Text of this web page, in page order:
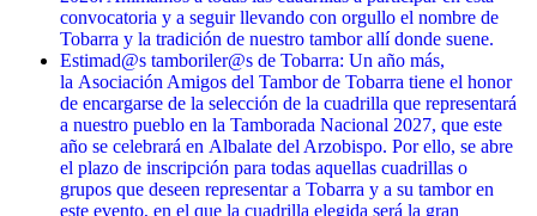
convocatoria y a seguir llevando con orgullo el nombre de
Tobarra y la tradición de nuestro tambor allí donde suene.
Estimad@s tamboriler@s de Tobarra: Un año más,
la Asociación Amigos del Tambor de Tobarra tiene el honor
de encargarse de la selección de la cuadrilla que representará
a nuestro pueblo en la Tamborada Nacional 2027, que este
año se celebrará en Albalate del Arzobispo. Por ello, se abre
el plazo de inscripción para todas aquellas cuadrillas o
grupos que deseen representar a Tobarra y a su tambor en
este evento, en el que la cuadrilla elegida será la gran